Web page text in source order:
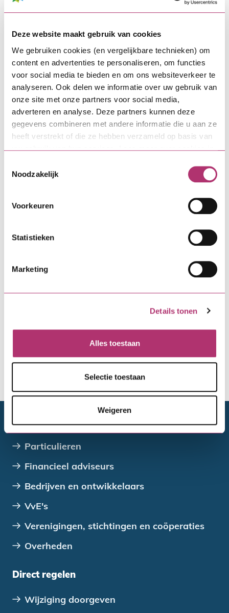
Deze website maakt gebruik van cookies
We gebruiken cookies (en vergelijkbare technieken) om
content en advertenties te personaliseren, om functies
voor social media te bieden en om ons websiteverkeer te
analyseren. Ook delen we informatie over uw gebruik van
onze site met onze partners voor social media,
adverteren en analyse. Deze partners kunnen deze
gegevens combineren met andere informatie die u aan ze
heeft verstrekt of die ze hebben verzameld op basis van
uw gebruik van hun services. Lees meer over cookies in
Noodzakelijk
Voorkeuren
Statistieken
Marketing
Details tonen
Alles toestaan
Selectie toestaan
Weigeren
Wil je een wijziging doorgeven of ben je op
hieronder informatie over deze
onderwerpen en meer.
Aan de slag
Direct zelf regelen
Bouwdepot
Hertoets
De toewijzing van de gemeente
Doelgroepen
Particulieren
Financieel adviseurs
Bedrijven en ontwikkelaars
VvE's
Verenigingen, stichtingen en coöperaties
Overheden
Direct regelen
Wijziging doorgeven